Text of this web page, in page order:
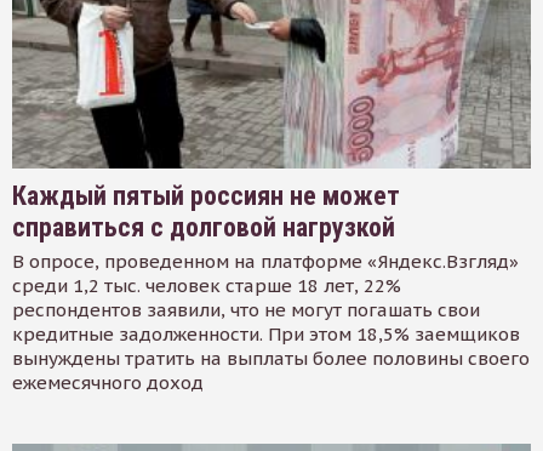
Каждый пятый россиян не может
справиться с долговой нагрузкой
В опросе, проведенном на платформе «Яндекс.Взгляд»
среди 1,2 тыс. человек старше 18 лет, 22%
респондентов заявили, что не могут погашать свои
кредитные задолженности. При этом 18,5% заемщиков
вынуждены тратить на выплаты более половины своего
ежемесячного доход